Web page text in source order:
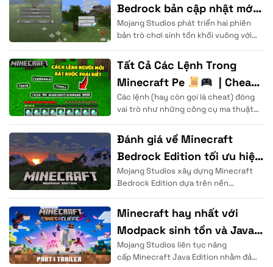
Bedrock bản cập nhật mới
2026
Mojang Studios phát triển hai phiên
bản trò chơi sinh tồn khối vuông với
Tất Cả Các Lệnh Trong
Minecraft Pe
| Cheat
Code, Gamemode, Timeset.
. .
Các lệnh (hay còn gọi là cheat) đóng
vai trò như những công cụ ma thuật
Đánh giá về Minecraft
Bedrock Edition tối ưu hiệu
năng
Mojang Studios xây dựng Minecraft
Bedrock Edition dựa trên nền
mang lại tốc độ xử lý dữ liệu
Minecraft hay nhất với
Modpack sinh tồn và Java
Edition
Mojang Studios liên tục nâng
cấp Minecraft Java Edition nhằm đảm